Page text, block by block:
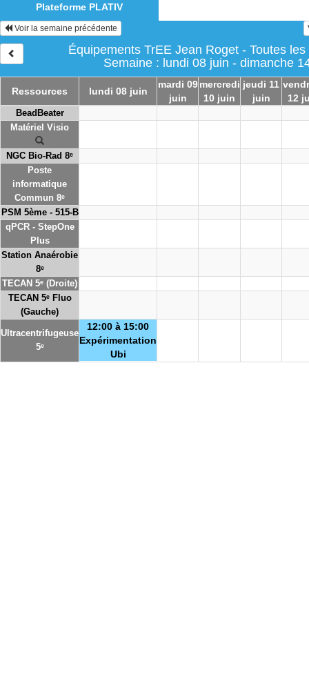
Plateforme PLATIV
Voir la semaine précédente
Équipements TrEE Jean Roget - Toutes
Semaine : lundi 08 juin - dimanche
Ressources lundi 08 juin
mardi 09
juin
mercredi
10 juin
jeudi 11
juin
12
BeadBeater
Matériel Visio
NGC Bio-Rad 8ᵉ
Poste
informatique
Commun 8ᵉ
PSM 5ème - 515-B
qPCR - StepOne
Plus
Station Anaérobie
8ᵉ
TECAN 5ᵉ (Droite)
TECAN 5ᵉ Fluo
(Gauche)
Ultracentrifugeuse
5ᵉ
12:00 à 15:00
Expérimentation
Ubi